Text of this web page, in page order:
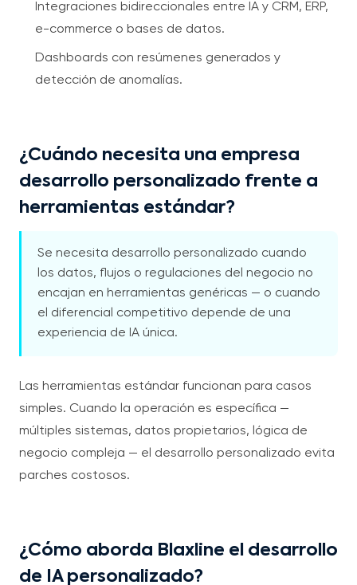
Integraciones bidireccionales entre IA y CRM, ERP,
e-commerce o bases de datos.
Dashboards con resúmenes generados y
detección de anomalías.
¿Cuándo necesita una empresa
desarrollo personalizado frente a
herramientas estándar?
Se necesita desarrollo personalizado cuando
los datos, flujos o regulaciones del negocio no
encajan en herramientas genéricas — o cuando
el diferencial competitivo depende de una
experiencia de IA única.
Las herramientas estándar funcionan para casos
simples. Cuando la operación es específica —
múltiples sistemas, datos propietarios, lógica de
negocio compleja — el desarrollo personalizado evita
parches costosos.
¿Cómo aborda Blaxline el desarrollo
de IA personalizado?